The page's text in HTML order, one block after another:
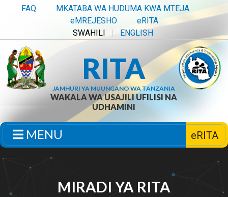
FAQ
MKATABA WA HUDUMA KWA MTEJA
eMREJESHO
eRITA
SWAHILI
ENGLISH
RITA
JAMHURI YA MUUNGANO WA TANZANIA
WAKALA WA USAJILI UFILISI NA
UDHAMINI
MENU eRITA
MIRADI YA RITA